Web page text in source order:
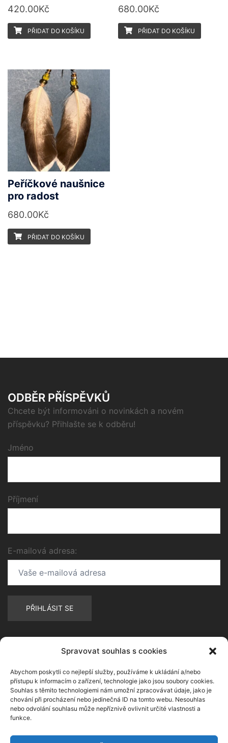
Spravovat souhlas s cookies
Abychom poskytli co nejlepší služby, používáme k ukládání a/nebo
přístupu k informacím o zařízení, technologie jako jsou soubory cookies.
Souhlas s těmito technologiemi nám umožní zpracovávat údaje, jako je
chování při procházení nebo jedinečná ID na tomto webu. Nesouhlas
nebo odvolání souhlasu může nepříznivě ovlivnit určité vlastnosti a
funkce.
420.00Kč
PŘIDAT DO KOŠÍKU
680.00Kč
PŘIDAT DO KOŠÍKU
Peříčkové naušnice
pro radost
680.00Kč
PŘIDAT DO KOŠÍKU
ODBĚR PŘÍSPĚVKŮ
Chcete být informováni o novinkách a novém
příspěvku? Přihlašte se k odběru!
Jméno
Příjmení
E-mailová adresa: